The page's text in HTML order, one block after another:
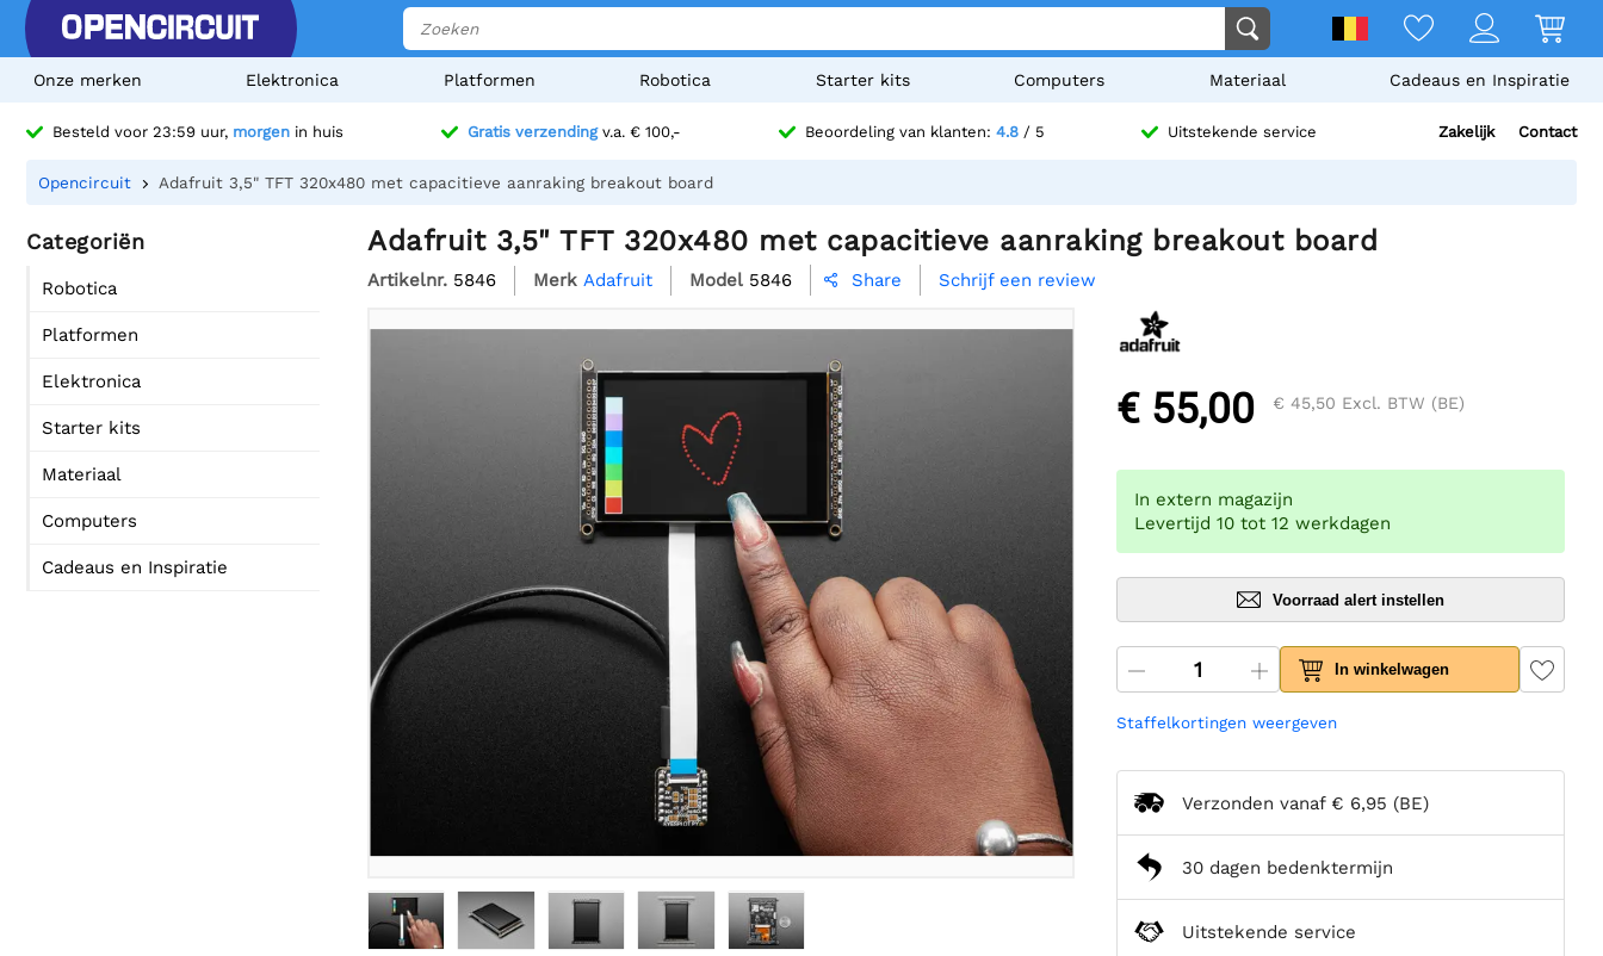
Onze merken Elektronica Platformen Robotica Starter kits Computers Materiaal Cadeaus en Inspiratie
Besteld voor 23:59 uur, morgen in huis Gratis verzendingv.a. € 100,- Beoordeling van klanten: 4.8/ 5 Uitstekende service Zakelijk Contact
Opencircuit Adafruit 3,5" TFT 320x480 met capacitieve aanraking breakout board
Categoriën
Robotica
Platformen
Elektronica
Starter kits
Materiaal
Computers
Cadeaus en Inspiratie
Adafruit 3,5" TFT 320x480 met capacitieve aanraking breakout board
Artikelnr. 5846 Merk Adafruit Model 5846  Share Schrijf een review
€ 55,00 € 45,50 Excl. BTW (BE)
In extern magazijn
Levertijd 10 tot 12 werkdagen
Voorraad alert instellen
In winkelwagen
Staffelkortingen weergeven
Verzonden vanaf € 6,95 (BE)
30 dagen bedenktermijn
Uitstekende service